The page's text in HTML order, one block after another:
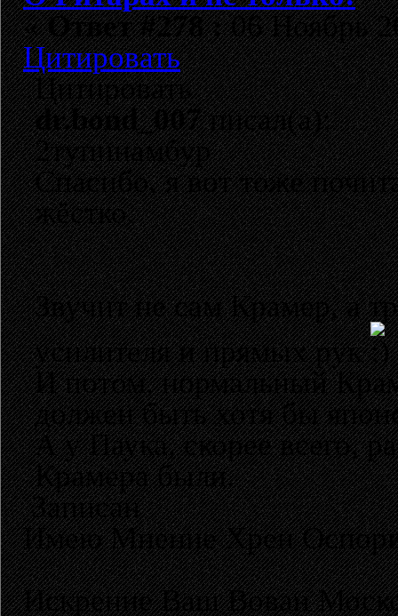
«Ответ #278 :06 Ноябрь
Цитировать
Цитировать
dr.bond_007писал(а):
2тупинамбур
Спасибо, я вот тоже
жёстко.
Звучит не сам Крамер, а
усилителя и прямых рук
И потом, нормальный
должен быть хотя бы
А у Паука, скорее всего,
Крамера были.
Записан
Имею Мнение Хрен
Искренне Ваш Вован